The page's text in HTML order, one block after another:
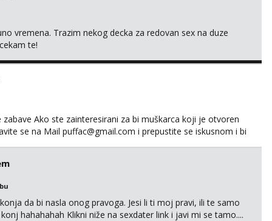
vremena. Trazim nekog decka za redovan sex na duze
te!
Ako ste zainteresirani za bi muškarca koji je otvoren
se na Mail puffac@gmail.com i prepustite se iskusnom i bi
da bi nasla onog pravoga. Jesi li ti moj pravi, ili te samo
hahahahah Klikni niže na sexdater link i javi mi se tamo....